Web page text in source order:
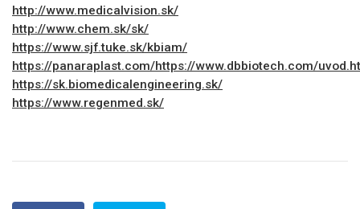
http://www.medicalvision.sk/
http://www.chem.sk/sk/
https://www.sjf.tuke.sk/kbiam/
https://panaraplast.com/https://www.dbbiotech.com/
https://sk.biomedicalengineering.sk/
https://www.regenmed.sk/